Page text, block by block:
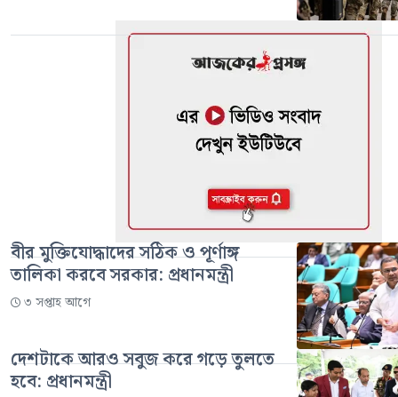
বীর মুক্তিযোদ্ধাদের সঠিক ও পূর্ণাঙ্গ
তালিকা করবে সরকার: প্রধানমন্ত্রী
৩ সপ্তাহ আগে
দেশটাকে আরও সবুজ করে গড়ে তুলতে
হবে: প্রধানমন্ত্রী